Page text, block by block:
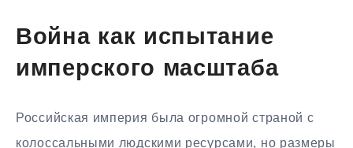
Война как испытание
имперского масштаба
Российская империя была огромной страной с
колоссальными людскими ресурсами, но размеры